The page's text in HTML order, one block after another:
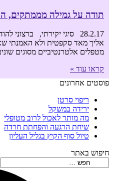
תודה על גמילה מממתקים,
28.2.17 סיגי יקירתי,
אליך מאד סקפטית ולא האמנתי
מטפלים אלטרנטיביים מסוגים
קראו עוד »
פוסטים אחרונים
ריפוי סרטן
ירידה במשקל
מה מותר לאכול לרוב מטופלי
שיחת הרגעה והפחתת חרדה
טיול סוף הקיץ בגליל העליון
חיפוש באתר
Search: